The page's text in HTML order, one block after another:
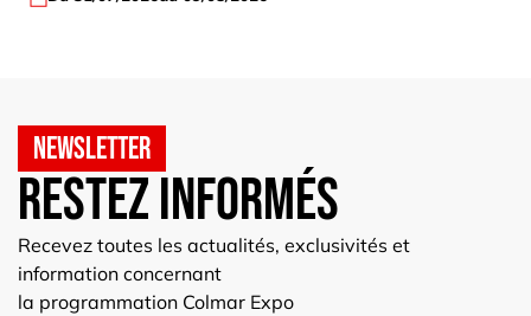
Newsletter
Restez informés
Recevez toutes les actualités, exclusivités et
information concernant
la programmation Colmar Expo